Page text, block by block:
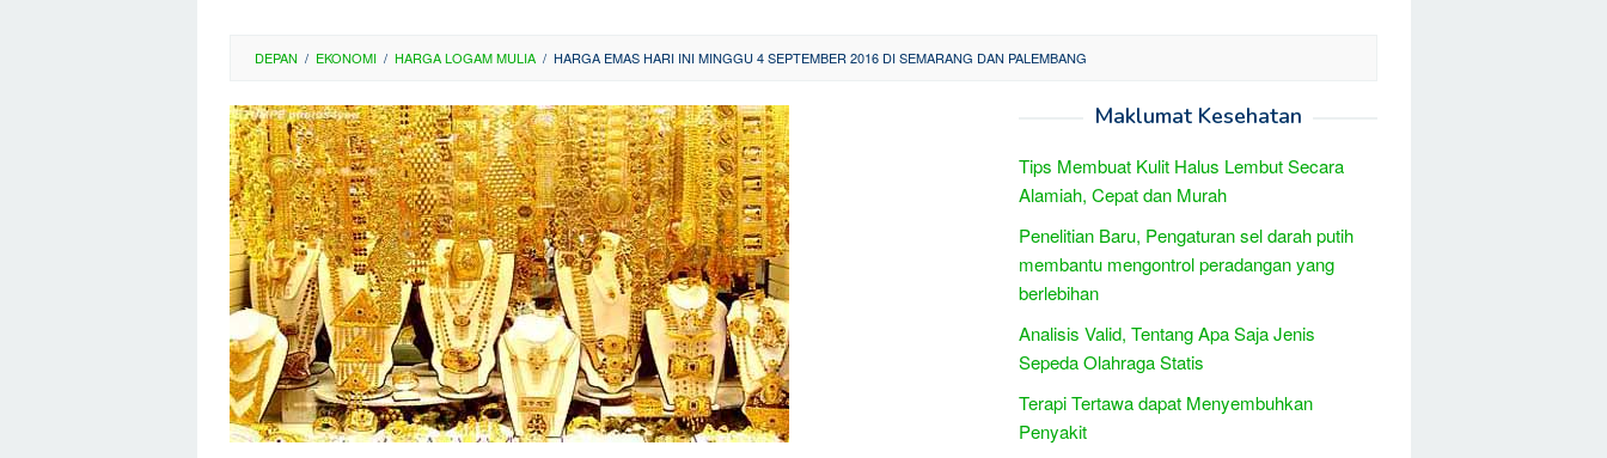
DEPAN / EKONOMI / HARGA LOGAM MULIA / HARGA EMAS HARI INI MINGGU 4 SEPTEMBER 2016 DI SEMARANG DAN PALEMBANG
Maklumat Kesehatan
Tips Membuat Kulit Halus Lembut Secara
Alamiah, Cepat dan Murah
Penelitian Baru, Pengaturan sel darah putih
membantu mengontrol peradangan yang
berlebihan
Analisis Valid, Tentang Apa Saja Jenis
Sepeda Olahraga Statis
Terapi Tertawa dapat Menyembuhkan
Penyakit